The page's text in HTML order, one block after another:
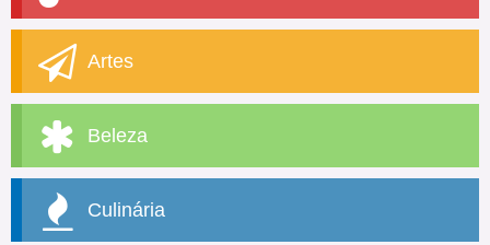
Artes
Beleza
Culinária